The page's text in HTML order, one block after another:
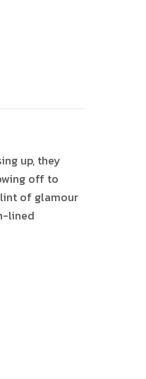
up, they
off to
of glamour
lined